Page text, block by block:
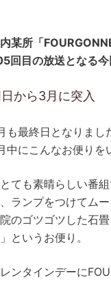
某所「
回目の放送となる今
から3月に突入
も最終日となりまし
中にこんなお便りを
ても素晴らしい番
ランプをつけてム
のゴツゴツした石
というお便り。
ンタインデーに